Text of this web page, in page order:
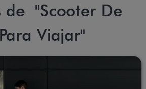
de "Scooter De
Viajar"